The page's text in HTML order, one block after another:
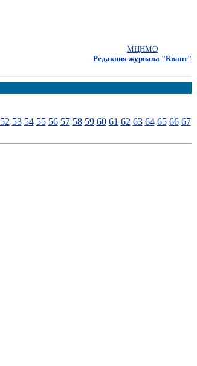
МЦНМО
Редакция журнала "Квант"
52 53 54 55 56 57 58 59 60 61 62 63 64 65 66 67